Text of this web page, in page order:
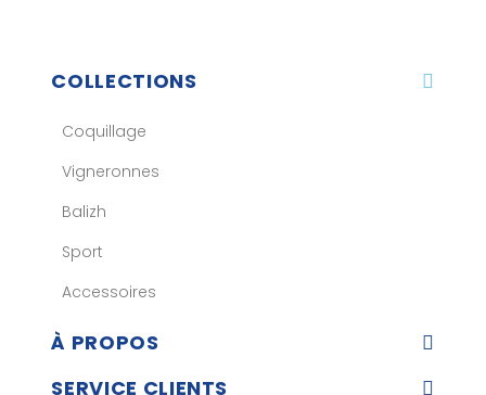
COLLECTIONS
Coquillage
Vigneronnes
Balizh
Sport
Accessoires
À PROPOS
SERVICE CLIENTS